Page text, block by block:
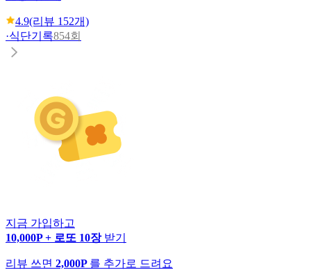
4.9(리뷰 152개)
·식단기록854회
지금 가입하고
10,000P + 로또 10장 받기
리뷰 쓰면 2,000P 를 추가로 드려요